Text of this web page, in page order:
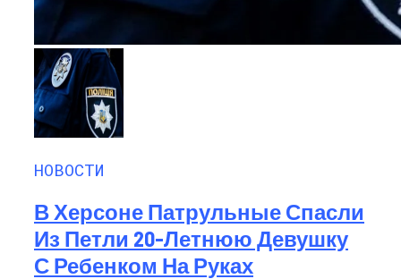
НОВОСТИ
В Херсоне Патрульные Спасли
Из Петли 20-Летнюю Девушку
С Ребенком На Руках